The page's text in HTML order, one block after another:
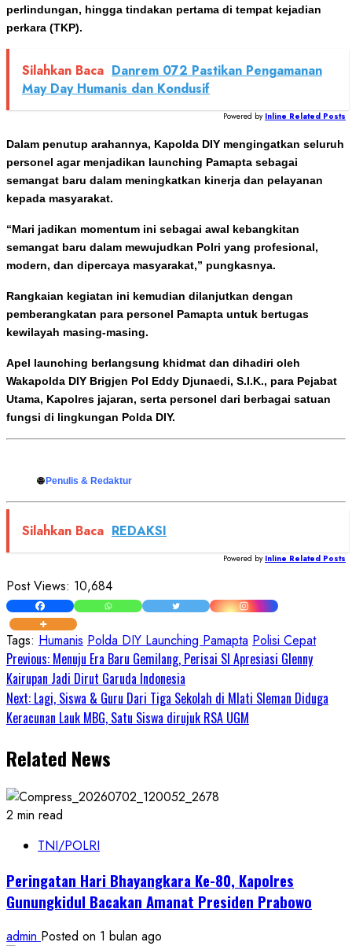
perlindungan, hingga tindakan pertama di tempat kejadian
perkara (TKP).
Silahkan Baca Danrem 072 Pastikan Pengamanan
May Day Humanis dan Kondusif
Powered by Inline Related Posts
Dalam penutup arahannya, Kapolda DIY mengingatkan seluruh
personel agar menjadikan launching Pamapta sebagai
semangat baru dalam meningkatkan kinerja dan pelayanan
kepada masyarakat.
“Mari jadikan momentum ini sebagai awal kebangkitan
semangat baru dalam mewujudkan Polri yang profesional,
modern, dan dipercaya masyarakat,” pungkasnya.
Rangkaian kegiatan ini kemudian dilanjutkan dengan
pemberangkatan para personel Pamapta untuk bertugas
kewilayah masing-masing.
Apel launching berlangsung khidmat dan dihadiri oleh
Wakapolda DIY Brigjen Pol Eddy Djunaedi, S.I.K., para Pejabat
Utama, Kapolres jajaran, serta personel dari berbagai satuan
fungsi di lingkungan Polda DIY.
🌐Penulis & Redaktur
Silahkan Baca REDAKSI
Powered by Inline Related Posts
Post Views: 10,684
Tags: Humanis Polda DIY Launching Pamapta Polisi Cepat
Continue
Reading
Previous: Menuju Era Baru Gemilang, Perisai SI Apresiasi Glenny
Kairupan Jadi Dirut Garuda Indonesia
Next: Lagi, Siswa & Guru Dari Tiga Sekolah di Mlati Sleman Diduga
Keracunan Lauk MBG, Satu Siswa dirujuk RSA UGM
Related News
2 min read
TNI/POLRI
Peringatan Hari Bhayangkara Ke-80, Kapolres
Gunungkidul Bacakan Amanat Presiden Prabowo
admin Posted on 1 bulan ago